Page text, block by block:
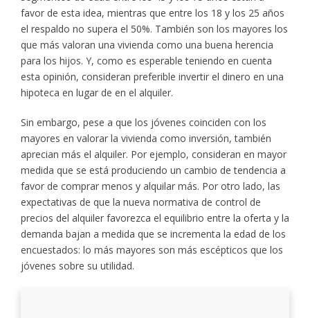
favor de esta idea, mientras que entre los 18 y los 25 años
el respaldo no supera el 50%. También son los mayores los
que más valoran una vivienda como una buena herencia
para los hijos. Y, como es esperable teniendo en cuenta
esta opinión, consideran preferible invertir el dinero en una
hipoteca en lugar de en el alquiler.
Sin embargo, pese a que los jóvenes coinciden con los
mayores en valorar la vivienda como inversión, también
aprecian más el alquiler. Por ejemplo, consideran en mayor
medida que se está produciendo un cambio de tendencia a
favor de comprar menos y alquilar más. Por otro lado, las
expectativas de que la nueva normativa de control de
precios del alquiler favorezca el equilibrio entre la oferta y la
demanda bajan a medida que se incrementa la edad de los
encuestados: lo más mayores son más escépticos que los
jóvenes sobre su utilidad.